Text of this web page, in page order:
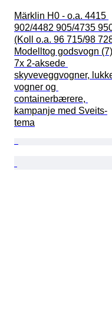
Märklin H0 - o.a. 4415
902/4482 905/4735
(Koll o.a. 96 715/98
Modelltog godsvogn
7x 2-aksede
skyveveggvogner,
vogner og
containerbærere,
kampanje med Sveits-
tema